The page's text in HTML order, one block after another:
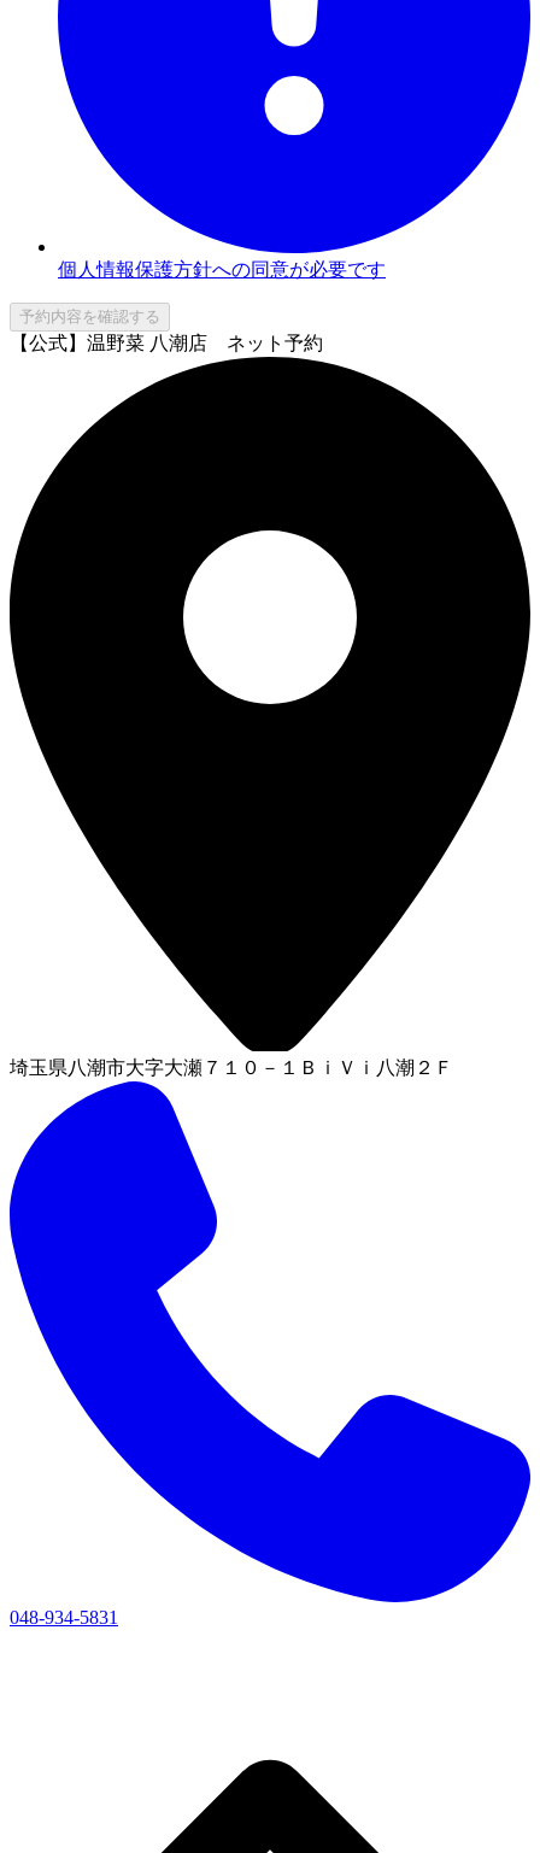
個人情報保護方針への同意が必要です
予約内容を確認する
【公式】温野菜 八潮店 ネット予約
埼玉県八潮市大字大瀬７１０－１ＢｉＶｉ八潮２Ｆ
048-934-5831